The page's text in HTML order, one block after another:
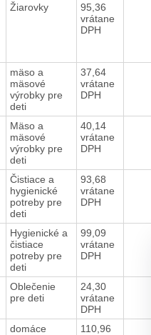
Žiarovky
95,36
vrátane
DPH
mäso a
mäsové
výrobky pre
deti
37,64
vrátane
DPH
Mäso a
mäsové
výrobky pre
deti
40,14
vrátane
DPH
Čistiace a
hygienické
potreby pre
deti
93,68
vrátane
DPH
Hygienické a
čistiace
potreby pre
deti
99,09
vrátane
DPH
Oblečenie
pre deti
24,30
vrátane
DPH
domáce
110,96